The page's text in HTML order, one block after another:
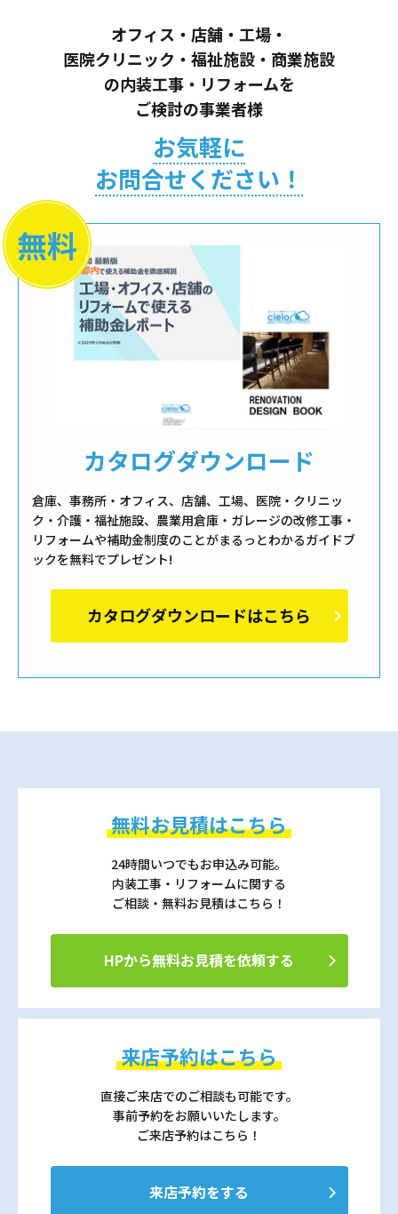
オフィス・店舗・工場・
医院クリニック・福祉施設・商業施設
の内装工事・リフォームを
ご検討の事業者様
お気軽に
お問合せください！
無料
カタログダウンロード
倉庫、事務所・オフィス、店舗、工場、医院・クリニッ
ク・介護・福祉施設、農業用倉庫・ガレージの改修工事・
リフォームや補助金制度のことがまるっとわかるガイドブ
ックを無料でプレゼント!
カタログダウンロードはこちら
無料お見積はこちら
24時間いつでもお申込み可能。
内装工事・リフォームに関する
ご相談・無料お見積はこちら！
HPから無料お見積を依頼する
来店予約はこちら
直接ご来店でのご相談も可能です。
事前予約をお願いいたします。
ご来店予約はこちら！
来店予約をする